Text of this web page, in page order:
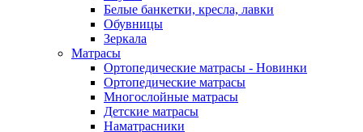
Белые банкетки, кресла, лавки
Обувницы
Зеркала
Матрасы
Ортопедические матрасы - Новинки
Ортопедические матрасы
Многослойные матрасы
Детские матрасы
Наматрасники